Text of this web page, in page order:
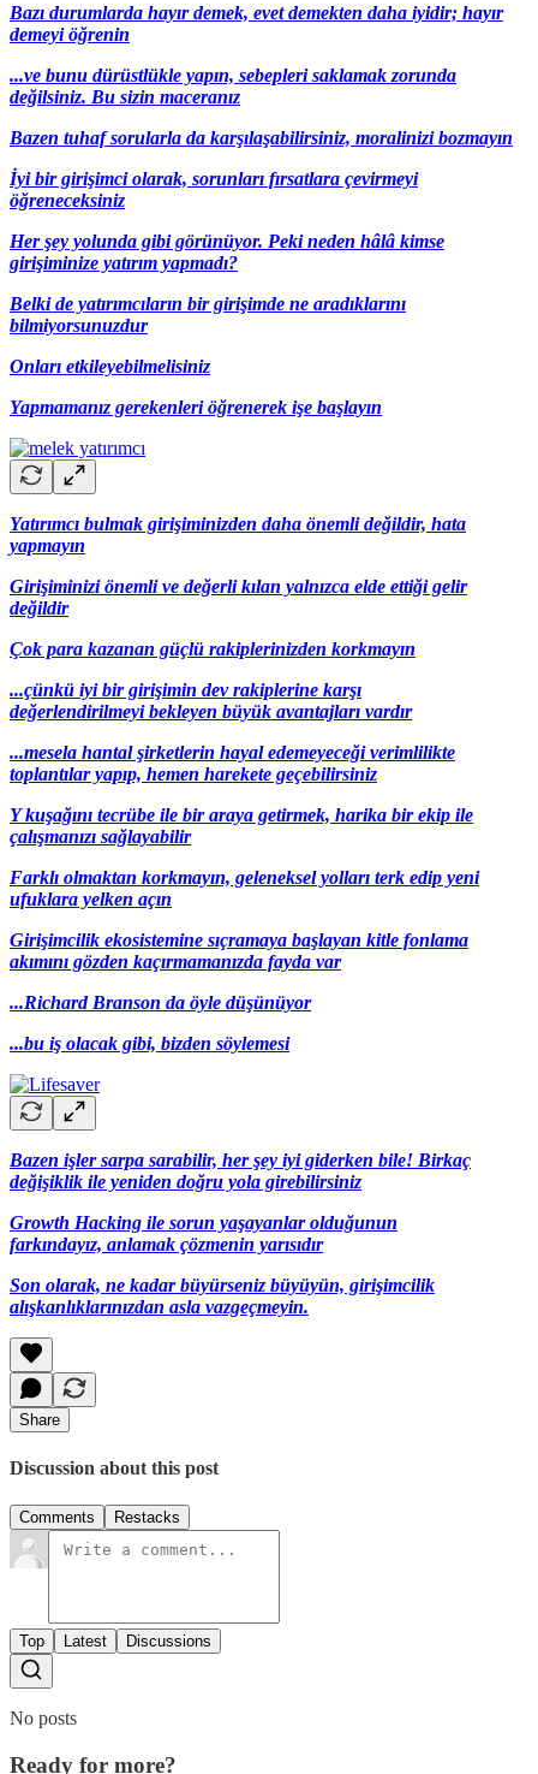
Bazı durumlarda hayır demek, evet demekten daha iyidir; hayır
demeyi öğrenin
...ve bunu dürüstlükle yapın, sebepleri saklamak zorunda
değilsiniz. Bu sizin maceranız
Bazen tuhaf sorularla da karşılaşabilirsiniz, moralinizi bozmayın
İyi bir girişimci olarak, sorunları fırsatlara çevirmeyi
öğreneceksiniz
Her şey yolunda gibi görünüyor. Peki neden hâlâ kimse
girişiminize yatırım yapmadı?
Belki de yatırımcıların bir girişimde ne aradıklarını
bilmiyorsunuzdur
Onları etkileyebilmelisiniz
Yapmamanız gerekenleri öğrenerek işe başlayın
Yatırımcı bulmak girişiminizden daha önemli değildir, hata
yapmayın
Girişiminizi önemli ve değerli kılan yalnızca elde ettiği gelir
değildir
Çok para kazanan güçlü rakiplerinizden korkmayın
...çünkü iyi bir girişimin dev rakiplerine karşı
değerlendirilmeyi bekleyen büyük avantajları vardır
...mesela hantal şirketlerin hayal edemeyeceği verimlilikte
toplantılar yapıp, hemen harekete geçebilirsiniz
Y kuşağını tecrübe ile bir araya getirmek, harika bir ekip ile
çalışmanızı sağlayabilir
Farklı olmaktan korkmayın, geleneksel yolları terk edip yeni
ufuklara yelken açın
Girişimcilik ekosistemine sıçramaya başlayan kitle fonlama
akımını gözden kaçırmamanızda fayda var
...Richard Branson da öyle düşünüyor
...bu iş olacak gibi, bizden söylemesi
Bazen işler sarpa sarabilir, her şey iyi giderken bile! Birkaç
değişiklik ile yeniden doğru yola girebilirsiniz
Growth Hacking ile sorun yaşayanlar olduğunun
farkındayız, anlamak çözmenin yarısıdır
Son olarak, ne kadar büyürseniz büyüyün, girişimcilik
alışkanlıklarınızdan asla vazgeçmeyin.
Share
Discussion about this post
Comments Restacks
Top Latest Discussions
No posts
Ready for more?